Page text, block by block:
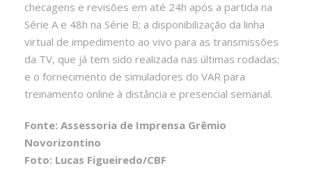
checagens e revisões em até 24h após a partida na
Série A e 48h na Série B; a disponibilização da linha
virtual de impedimento ao vivo para as transmissões
da TV, que já tem sido realizada nas últimas rodadas;
e o fornecimento de simuladores do VAR para
treinamento online à distância e presencial semanal.
Fonte: Assessoria de Imprensa Grêmio
Novorizontino
Foto: Lucas Figueiredo/CBF